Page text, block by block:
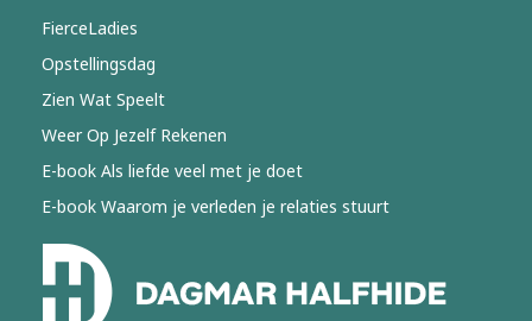
FierceLadies
Opstellingsdag
Zien Wat Speelt
Weer Op Jezelf Rekenen
E-book Als liefde veel met je doet
E-book Waarom je verleden je relaties stuurt